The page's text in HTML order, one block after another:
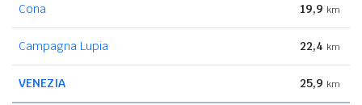
Cona 19,9 km
Campagna Lupia 22,4 km
VENEZIA 25,9 km